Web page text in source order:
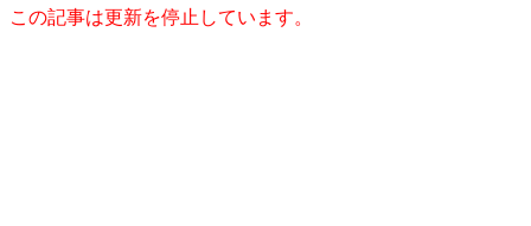
この記事は更新を停止しています。